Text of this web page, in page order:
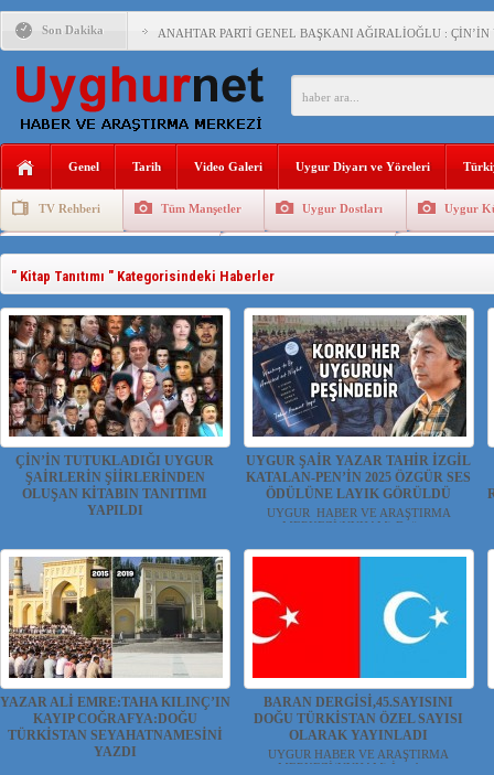
Son Dakika ANAHTAR PARTİ GENEL BAŞKANI AĞIRALİOĞLU :
ÇİN’İN DOĞU TÜRKİSTAN’DAKİ UYGULAMALARI
150 YILDIR KAYNAYAN YARAMIZ : ÇİN İŞGALİNDEKİ
ÇİN’İN UYGUR POLİTİKALARINI ÖVEN DİYANET
SAADET PARTİSİ İLÇE BAŞKANI : TEMMUZ AYI,DOĞU
İŞGALCİ ÇİN,DOĞU TÜRKİSTAN’DA EN AZ 143 BİN
Genel Tarih Video Galeri Uygur Diyarı ve Yöreleri
TV Rehberi Tüm Manşetler Uygur Dostları Uygur
Uygurlarda Düğün ve Cenaze Uygur Geleneksel Tip Uygur
" Kitap Tanıtımı " Kategorisindeki Haberler
ÇİN’İN TUTUKLADIĞI UYGUR
ŞAİRLERİN ŞİİRLERİNDEN
OLUŞAN KİTABIN TANITIMI
YAPILDI
UYGUR ŞAİR YAZAR TAHİR İZGİL
KATALAN-PEN’İN 2025 ÖZGÜR SES
ÖDÜLÜNE LAYIK GÖRÜLDÜ
UYGUR HABER VE ARAŞTIRMA
MERKEZİ(UYHAM) Doğu...
YAZAR ALİ EMRE:TAHA KILINÇ’IN
KAYIP COĞRAFYA:DOĞU
TÜRKİSTAN SEYAHATNAMESİNİ
YAZDI
BARAN DERGİSİ,45.SAYISINI
DOĞU TÜRKİSTAN ÖZEL SAYISI
OLARAK YAYINLADI
UYGUR HABER VE ARAŞTIRMA
MERKEZİ(UYHAM) İstanbu...